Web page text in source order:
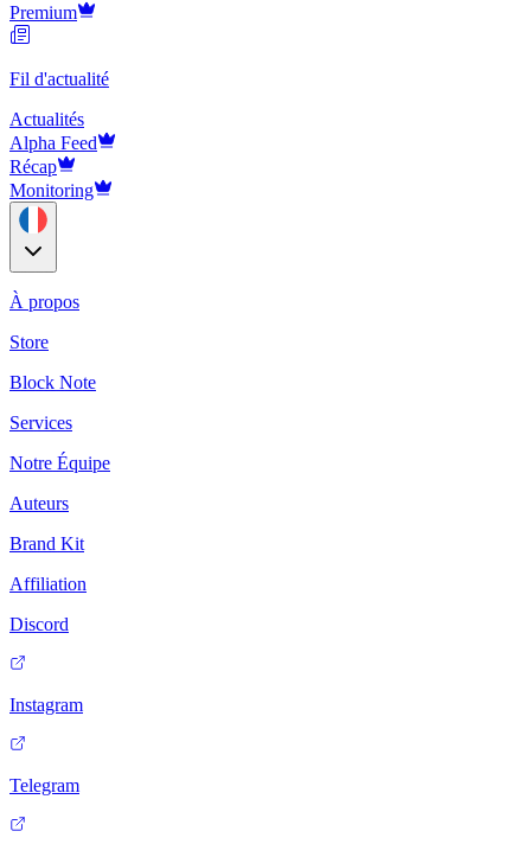
Premium
Fil d'actualité
Actualités
Alpha Feed
Récap
Monitoring
À propos
Store
Block Note
Services
Notre Équipe
Auteurs
Brand Kit
Affiliation
Discord
Instagram
Telegram